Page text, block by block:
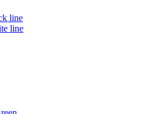
line
line